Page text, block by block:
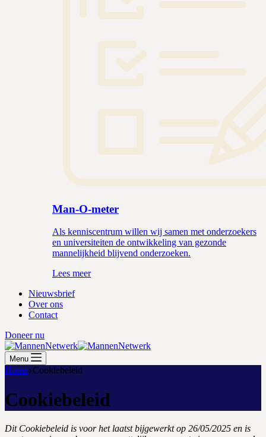
Man-O-meter
Als kenniscentrum willen wij samen met onderzoekers
en universiteiten de ontwikkeling van gezonde
mannelijkheid blijvend onderzoeken.
Lees meer
Nieuwsbrief
Over ons
Contact
Doneer nu
Menu
Home Cookiebeleid
Cookiebeleid
Dit Cookiebeleid is voor het laatst bijgewerkt op 26/05/2025 en is